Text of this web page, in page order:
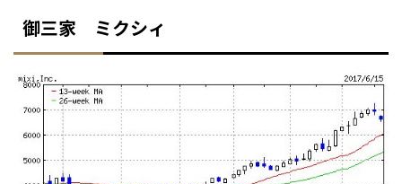
御三家 ミクシィ